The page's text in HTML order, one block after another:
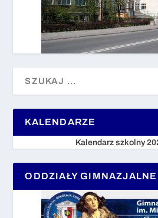
KALENDARZE
Kalendarz szkolny
ODDZIAŁY GIMNAZJALNE